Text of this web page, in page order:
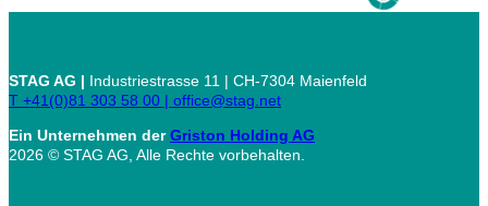
STAG AG | Industriestrasse 11 | CH-7304 Maienfeld
T +41(0)81 303 58 00 | office@stag.net
Ein Unternehmen derGriston Holding AG
2026 © STAG AG, Alle Rechte vorbehalten.